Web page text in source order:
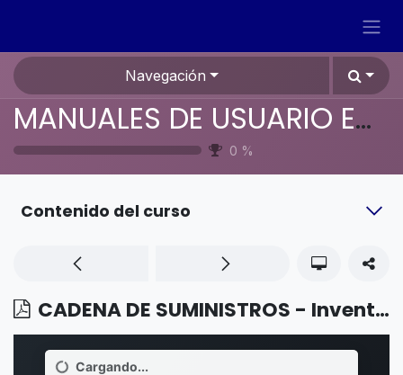
Navegación
MANUALES DE USUARIO EN ESPAÑOL ODOO 19
0 %
Contenido del curso
CADENA DE SUMINISTROS - Inventario - Paquetes